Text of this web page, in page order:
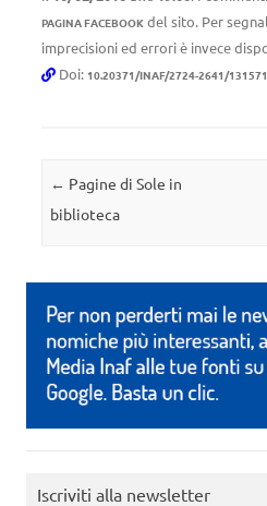
PAGINA FACEBOOK del sito. Per
imprecisioni ed errori è invece
Doi: 10.20371/INAF/2724-2641/
Navigazione articolo
← Pagine di Sole in
biblioteca
Iscriviti alla newsletter